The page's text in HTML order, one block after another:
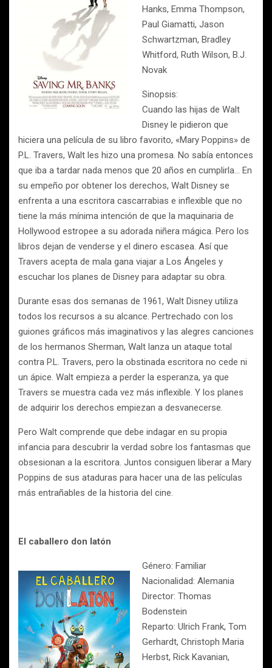
Hanks, Emma Thompson,
Paul Giamatti, Jason
Schwartzman, Bradley
Whitford, Ruth Wilson, B.J.
Novak
Sinopsis:
Cuando las hijas de Walt
Disney le pidieron que
hiciera una película de su libro favorito, «Mary Poppins» de
P.L. Travers, Walt les hizo una promesa. No sabía entonces
que iba a tardar nada menos que 20 años en cumplirla… En
su empeño por obtener los derechos, Walt Disney se
enfrenta a una escritora cascarrabias e inflexible que no
tiene la más mínima intención de que la maquinaria de
Hollywood estropee a su adorada niñera mágica. Pero los
libros dejan de venderse y el dinero escasea. Así que
Travers acepta de mala gana viajar a Los Ángeles y
escuchar los planes de Disney para adaptar su obra.
Durante esas dos semanas de 1961, Walt Disney utiliza
todos los recursos a su alcance. Pertrechado con los
guiones gráficos más imaginativos y las alegres canciones
de los hermanos Sherman, Walt lanza un ataque total
contra P.L. Travers, pero la obstinada escritora no cede ni
un ápice. Walt empieza a perder la esperanza, ya que
Travers se muestra cada vez más inflexible. Y los planes
de adquirir los derechos empiezan a desvanecerse.
Pero Walt comprende que debe indagar en su propia
infancia para descubrir la verdad sobre los fantasmas que
obsesionan a la escritora. Juntos consiguen liberar a Mary
Poppins de sus ataduras para hacer una de las películas
más entrañables de la historia del cine.
El caballero don latón
Género: Familiar
Nacionalidad: Alemania
Director: Thomas
Bodenstein
Reparto: Ulrich Frank, Tom
Gerhardt, Christoph Maria
Herbst, Rick Kavanian,